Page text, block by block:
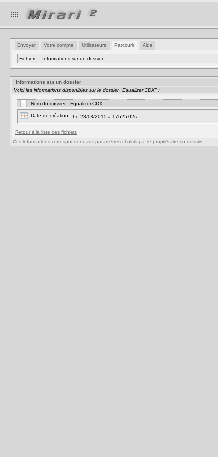
Envoyer Votre compte Utilisateurs Parcourir Aide
Fichiers :: Informations sur un dossier
Informations sur un dossier
Voici les informations disponibles sur le dossier "Equalizer CDX" :
Nom du dossier : Equalizer CDX
Date de création : Le 23/08/2015 à 17h25 02s
Retour à la liste des fichiers
Ces informations correspondent aux paramètres choisis par le propriétaire du dossier